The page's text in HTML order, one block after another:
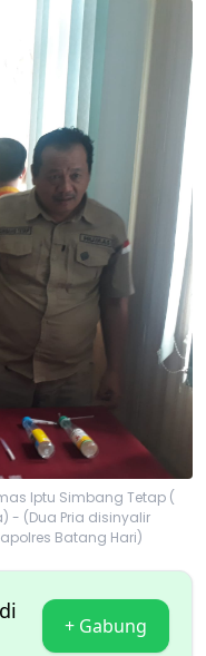
Iptu Simbang Tetap (
- (Dua Pria disinyalir
Batang Hari)
+ Gabung